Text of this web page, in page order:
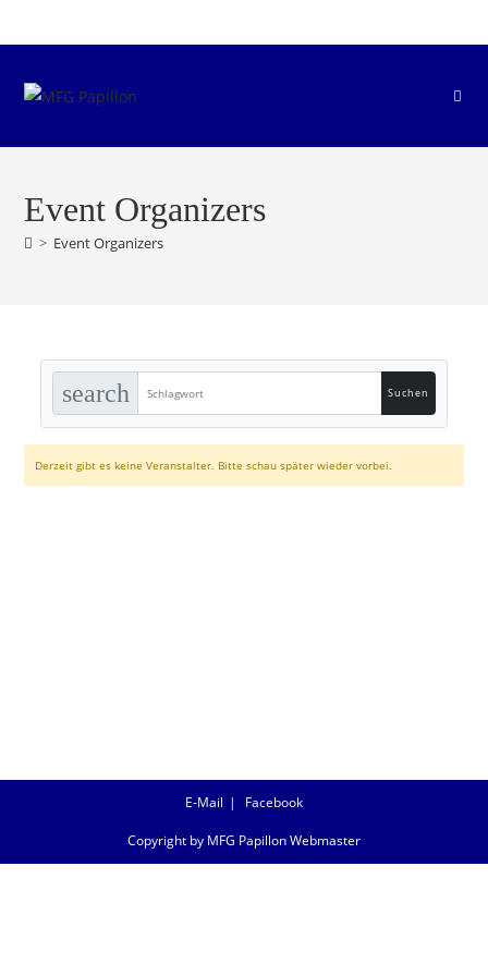
Inhalt
Event Organizers
> Event Organizers
search
Derzeit gibt es keine Veranstalter. Bitte schau später wieder vorbei.
E-Mail Facebook
Copyright by MFG Papillon Webmaster